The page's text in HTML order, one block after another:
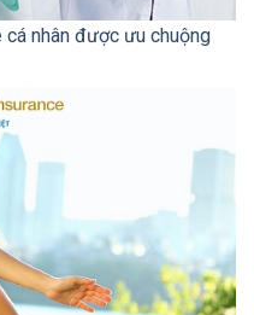
nhân được ưu chuộng